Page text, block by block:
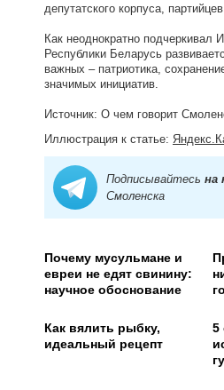
депутатского корпуса,
Как неоднократно подчеркивал
Республики Беларусь
важных – патриотика,
значимых инициатив.
Источник: О чем говорит
Иллюстрация к статье:
Подписывайтесь на
Смоленска
Почему мусульмане и
евреи не едят свинину:
научное обоснование
Как вялить рыбку,
идеальный рецепт
5